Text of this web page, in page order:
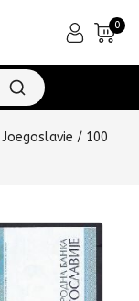
0
Joegoslavie / 100